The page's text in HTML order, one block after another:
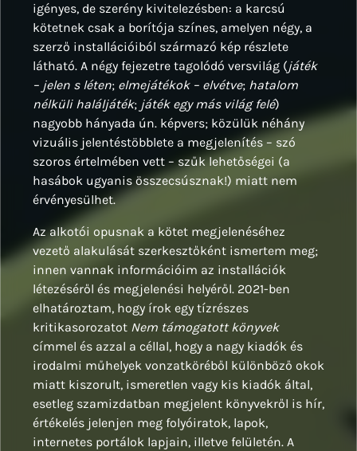
igényes, de szerény kivitelezésben: a karcsú
kötetnek csak a borítója színes, amelyen négy, a
szerző installációiból származó kép részlete
látható. A négy fejezetre tagolódó versvilág (játék
– jelen s léten; elmejátékok – elvétve; hatalom
nélküli haláljáték; játék egy más világ felé)
nagyobb hányada ún. képvers; közülük néhány
vizuális jelentéstöbblete a megjelenítés – szó
szoros értelmében vett – szűk lehetőségei (a
hasábok ugyanis összecsúsznak!) miatt nem
érvényesülhet.
Az alkotói opusnak a kötet megjelenéséhez
vezető alakulását szerkesztőként ismertem meg;
innen vannak információim az installációk
létezéséről és megjelenési helyéről. 2021-ben
elhatároztam, hogy írok egy tízrészes
kritikasorozatot Nem támogatott könyvek
címmel és azzal a céllal, hogy a nagy kiadók és
irodalmi műhelyek vonzatköréből különböző okok
miatt kiszorult, ismeretlen vagy kis kiadók által,
esetleg szamizdatban megjelent könyvekről is hír,
értékelés jelenjen meg folyóiratok, lapok,
internetes portálok lapjain, illetve felületén. A